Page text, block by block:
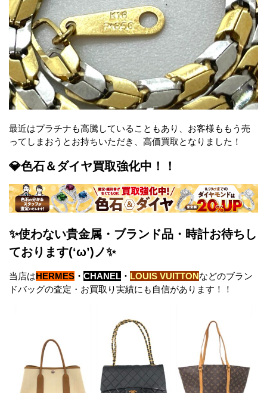
最近はプラチナも高騰していることもあり、お客様ももう売
ってしまおうとお持ちいただき、高価買取となりました！
💎色石＆ダイヤ買取強化中！！
✨使わない貴金属・ブランド品・時計お待ちし
ております(‘ω’)ノ✨
当店はHERMES ・ CHANEL ・ LOUIS VUITTONなどのブラン
ドバッグの査定・お買取り実績にも自信があります！！